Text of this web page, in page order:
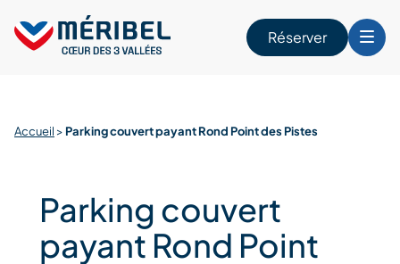
content
Réserver
Accueil > Parking couvert payant Rond Point des Pistes
Parking couvert
payant Rond Point